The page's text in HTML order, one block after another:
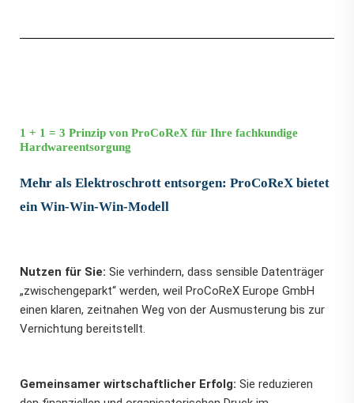
1 + 1 = 3 Prinzip von ProCoReX für Ihre fachkundige
Hardwareentsorgung
Mehr als Elektroschrott entsorgen: ProCoReX bietet
ein Win-Win-Win-Modell
Nutzen für Sie: Sie verhindern, dass sensible Datenträger
„zwischengeparkt“ werden, weil ProCoReX Europe GmbH
einen klaren, zeitnahen Weg von der Ausmusterung bis zur
Vernichtung bereitstellt.
Gemeinsamer wirtschaftlicher Erfolg: Sie reduzieren